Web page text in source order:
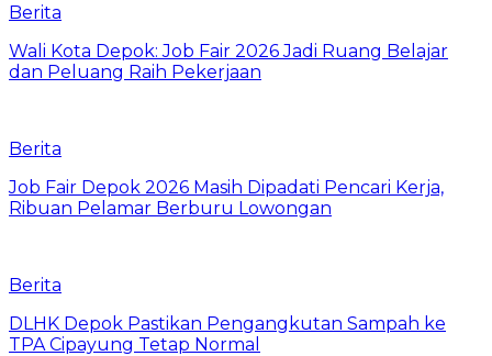
Berita
Wali Kota Depok: Job Fair 2026 Jadi Ruang Belajar
dan Peluang Raih Pekerjaan
Berita
Job Fair Depok 2026 Masih Dipadati Pencari Kerja,
Ribuan Pelamar Berburu Lowongan
Berita
DLHK Depok Pastikan Pengangkutan Sampah ke
TPA Cipayung Tetap Normal